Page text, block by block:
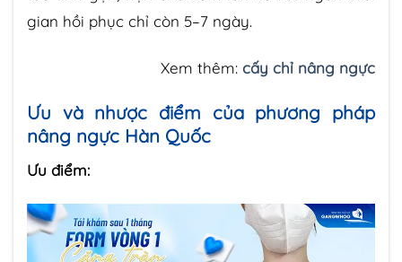
gian hồi phục chỉ còn 5–7 ngày.
Xem thêm: cấy chỉ nâng ngực
Ưu và nhược điểm của phương pháp
nâng ngực Hàn Quốc
Ưu điểm: